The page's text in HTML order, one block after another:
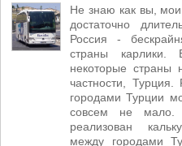
Не знаю как вы,
достаточно
Россия -
страны карлики.
некоторые
частности,
городами Турции
совсем не мало.
реализован
между городами